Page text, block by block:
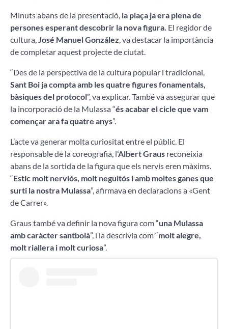
Minuts abans de la presentació, la plaça ja era plena de
persones esperant descobrir la nova figura. El regidor de
cultura, José Manuel González , va destacar la importància
de completar aquest projecte de ciutat.
“Des de la perspectiva de la cultura popular i tradicional,
Sant Boi ja compta amb les quatre figures fonamentals,
bàsiques del protocol”, va explicar. També va assegurar que
la incorporació de la Mulassa “és acabar el cicle que vam
començar ara fa quatre anys”.
L’acte va generar molta curiositat entre el públic. El
responsable de la coreografia, l‘Albert Graus reconeixia
abans de la sortida de la figura que els nervis eren màxims.
“Estic molt nerviós, molt neguitós i amb moltes ganes que
surti la nostra Mulassa”, afirmava en declaracions a «Gent
de Carrer».
Graus també va definir la nova figura com “una Mulassa
amb caràcter santboià”, i la descrivia com “molt alegre,
molt riallera i molt curiosa”.